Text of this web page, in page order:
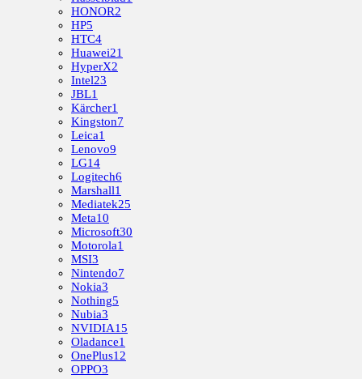
HONOR2
HP5
HTC4
Huawei21
HyperX2
Intel23
JBL1
Kärcher1
Kingston7
Leica1
Lenovo9
LG14
Logitech6
Marshall1
Mediatek25
Meta10
Microsoft30
Motorola1
MSI3
Nintendo7
Nokia3
Nothing5
Nubia3
NVIDIA15
Oladance1
OnePlus12
OPPO3